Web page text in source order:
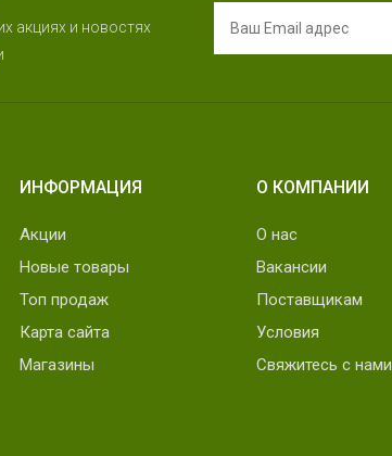
акциях и новостях
ИНФОРМАЦИЯ
Акции
Новые товары
Топ продаж
Карта сайта
Магазины
О КОМПАНИИ
О нас
Вакансии
Поставщикам
Условия
Свяжитесь с нами